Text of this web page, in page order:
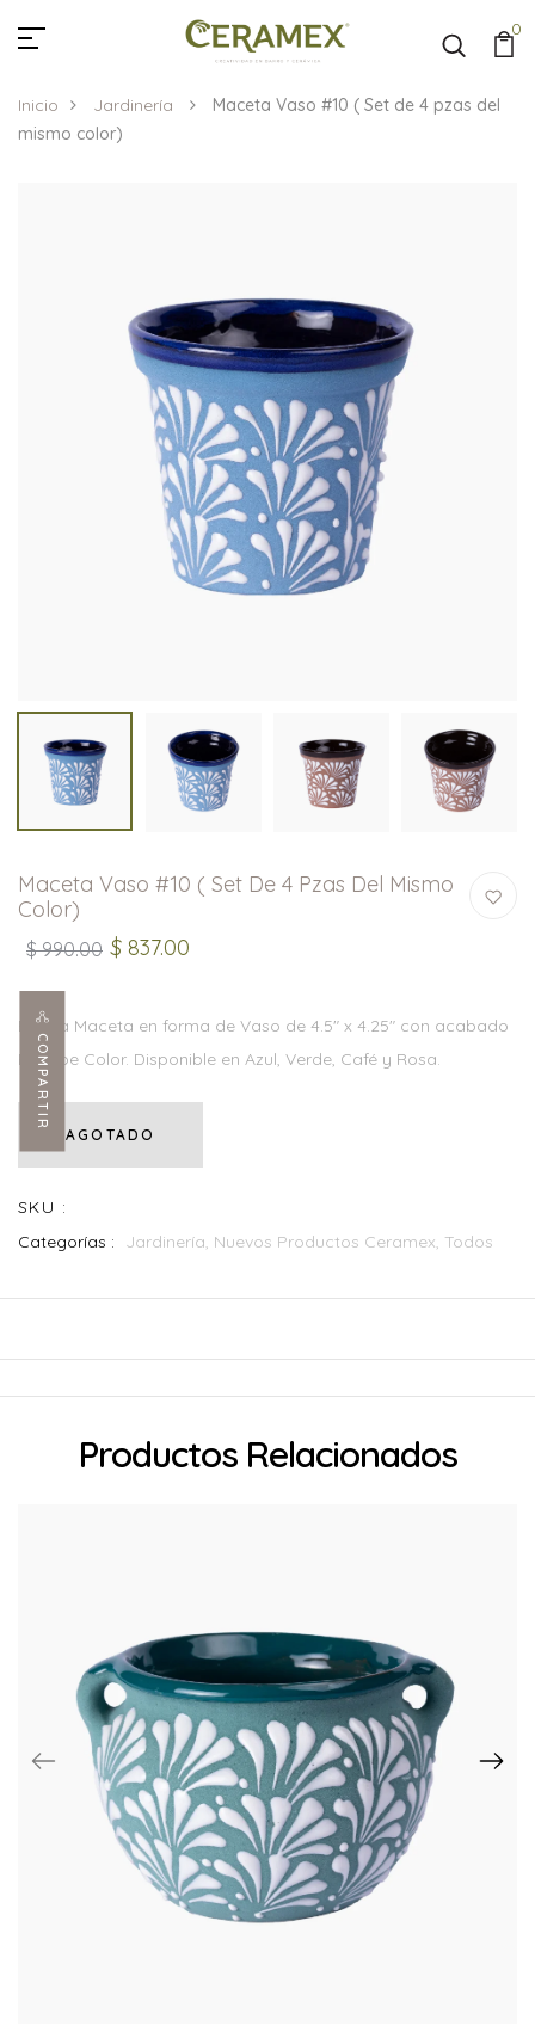
0
COMPARTIR
Inicio Jardinería
Maceta Vaso #10 ( Set de 4 pzas del
mismo color)
Maceta Vaso #10 ( Set De 4 Pzas Del Mismo
Color)
$ 990.00 $ 837.00
Bonita Maceta en forma de Vaso de 4.5" x 4.25" con acabado
Engobe Color. Disponible en Azul, Verde, Café y Rosa.
AGOTADO
SKU :
Categorías :
Jardinería, Nuevos Productos Ceramex, Todos
Productos Relacionados